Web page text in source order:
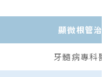
顯微根管治療
牙髓病專科醫